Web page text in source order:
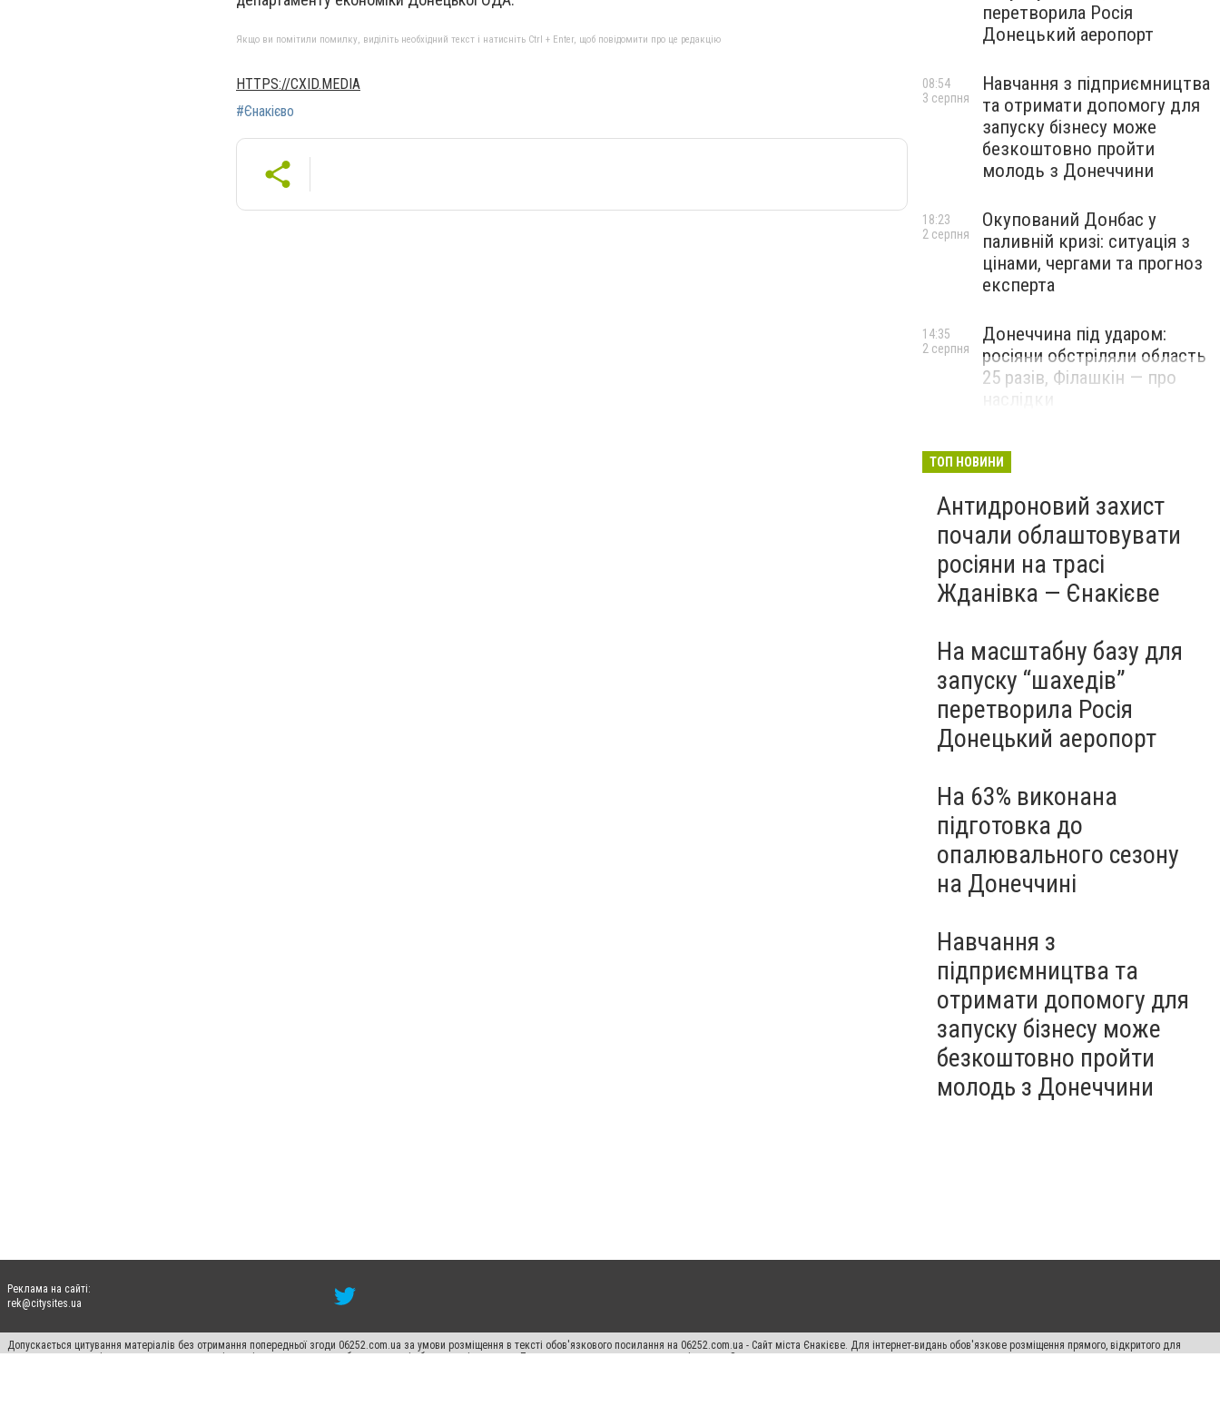
Якщо ви помітили помилку, виділіть необхідний текст і натисніть Ctrl + Enter, щоб повідомити про це редакцію
HTTPS://CXID.MEDIA
#Єнакієво
перетворила Росія
Донецький аеропорт
Навчання з підприємництва
та отримати допомогу для
запуску бізнесу може
безкоштовно пройти
молодь з Донеччини
08:54
3 серпня
Окупований Донбас у
паливній кризі: ситуація з
цінами, чергами та прогноз
експерта
18:23
2 серпня
Донеччина під ударом:
росіяни обстріляли область
25 разів, Філашкін — про
14:35
2 серпня
ТОП НОВИНИ
Антидроновий захист
почали облаштовувати
росіяни на трасі
Жданівка — Єнакієве
На масштабну базу для
запуску “шахедів”
перетворила Росія
Донецький аеропорт
На 63% виконана
підготовка до
опалювального сезону
на Донеччині
Навчання з
підприємництва та
отримати допомогу для
запуску бізнесу може
безкоштовно пройти
молодь з Донеччини
Реклама на сайті:
rek@citysites.ua
Допускається цитування матеріалів без отримання попередньої згоди 06252.com.ua за умови розміщення в тексті обов'язкового посилання на 06252.com.ua - Сайт міста Єнакієве. Для інтернет-видань обов'язкове розміщення прямого, відкритого для
пошукових систем гіперпосилання на цитовані статті не нижче другого абзацу в тексті або в якості джерела. Порушення виняткових прав переслідується Законом.